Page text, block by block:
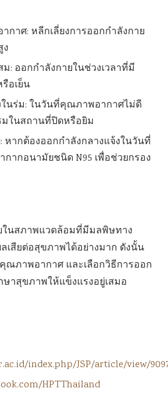
าศ: หลีกเลี่ยงการออกกำลังกาย
ม: ออกกำลังกายในช่วงเวลาที่มี
อเย็น
ในร่ม: ในวันที่คุณภาพอากาศไม่ดี
มในสถานที่ปิดหรือยิม
ากต้องออกกำลังกลางแจ้งในวันที่
ากอนามัยชนิด N95 เพื่อช่วยกรอง
ในสภาพแวดล้อมที่มีมลพิษทาง
เสียต่อสุขภาพได้อย่างมาก ดังนั้น
ภาพอากาศ และเลือกวิธีการออก
ษาสุขภาพให้แข็งแรงอยู่เสมอ
index.php/JSP/article/view/
HPTThailand